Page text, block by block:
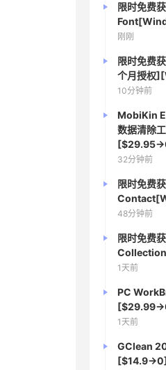
限时免费
刚刚
限时免费
个月授权
10分钟前
MobiKin
数据清除
32分钟前
限时免费
48分钟前
限时免费
1天前
PC
1天前
GClean